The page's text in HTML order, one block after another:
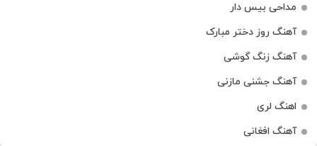
مداحی بیس دار
آهنگ روز دختر مبارک
آهنگ زنگ گوشی
آهنگ جشنی مازنی
اهنگ لری
آهنگ افغانی